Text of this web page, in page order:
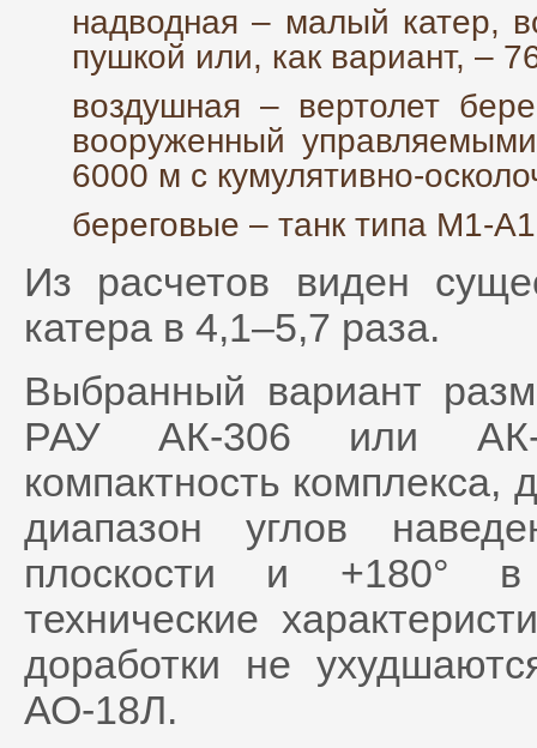
надводная – малый катер,
пушкой или, как вариант, –
воздушная – вертолет
вооруженный
6000 м с кумулятивно-
береговые – танк типа М1-
Из расчетов виден
катера в 4,1–5,7 раза.
Выбранный вариант
РАУ АК-306 или АК-
компактность
диапазон углов
плоскости и +180° в
технические
доработки не
АО-18Л.